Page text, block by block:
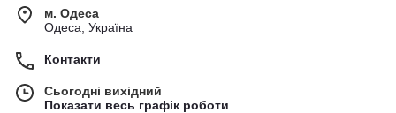
м. Одеса
Одеса, Україна
Контакти
Сьогодні вихідний
Показати весь графік роботи